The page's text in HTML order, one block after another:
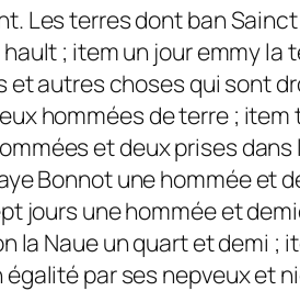
Les terres dont ban
; item un jour emmy la
et autres choses qui sont
hommées de terre ; item
et deux prises
Bonnot une hommée et
jours une hommée et
la Naue un quart et demi ;
par ses nepveux et